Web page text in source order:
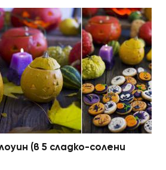
(в 5 сладко-солени